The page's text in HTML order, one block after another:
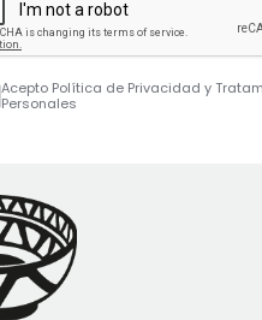
Acepto Política de Privacidad y
Personales